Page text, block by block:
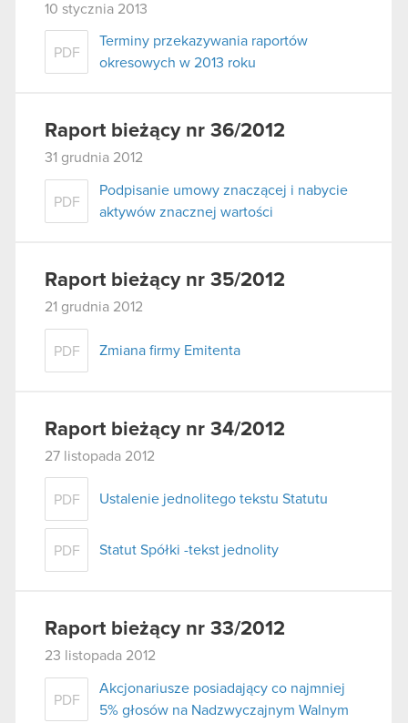
10 stycznia 2013
PDF
Terminy przekazywania raportów
okresowych w 2013 roku
Raport bieżący nr 36/2012
31 grudnia 2012
PDF
Podpisanie umowy znaczącej i nabycie
aktywów znacznej wartości
Raport bieżący nr 35/2012
21 grudnia 2012
PDF Zmiana firmy Emitenta
Raport bieżący nr 34/2012
27 listopada 2012
PDF Ustalenie jednolitego tekstu Statutu
PDF Statut Spółki -tekst jednolity
Raport bieżący nr 33/2012
23 listopada 2012
PDF
Akcjonariusze posiadający co najmniej
5% głosów na Nadzwyczajnym Walnym